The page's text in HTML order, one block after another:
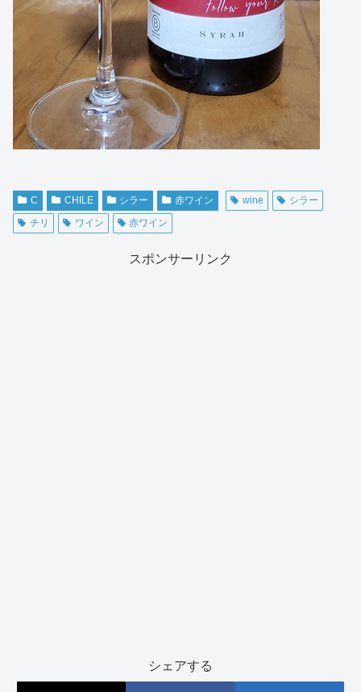
C CHILE シラー 赤ワイン wine
シラー
チリ
ワイン 赤ワイン
スポンサーリンク
シェアする